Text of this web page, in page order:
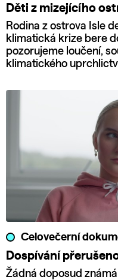
Děti z mizejícího
Rodina z ostrova Isle
klimatická krize bere
pozorujeme loučení,
klimatického
Celovečerní
Dospívání
Žádná doposud